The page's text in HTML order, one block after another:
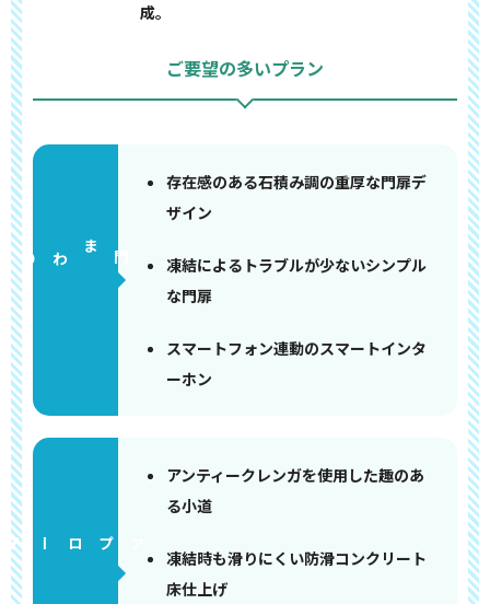
成。
ご要望の多いプラン
門まわり
存在感のある石積み調の重厚な門扉デ
ザイン
凍結によるトラブルが少ないシンプル
な門扉
スマートフォン連動のスマートインタ
ーホン
アプローチ
アンティークレンガを使用した趣のあ
る小道
凍結時も滑りにくい防滑コンクリート
床仕上げ